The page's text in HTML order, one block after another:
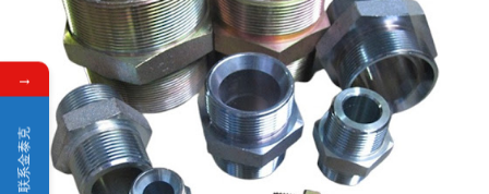
> 阅读详细资料
→
联系金泰克